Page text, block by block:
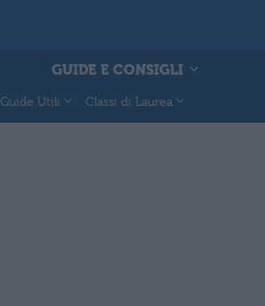
GUIDE E CONSIGLI
Guide Utili Classi di Laurea